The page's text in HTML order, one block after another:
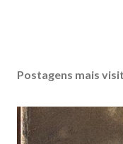
Postagens mais